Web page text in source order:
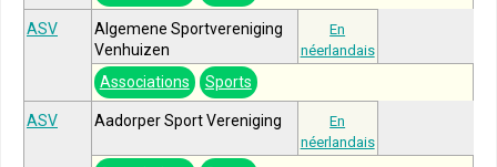
ASV
Algemene Sportvereniging
Venhuizen
En
néerlandais
Associations Sports
ASV Aadorper Sport Vereniging
En
néerlandais